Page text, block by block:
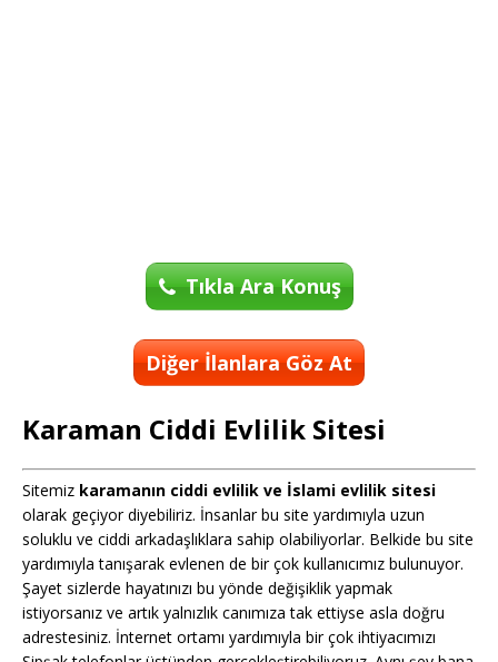
Tıkla Ara Konuş
Diğer İlanlara Göz At
Karaman Ciddi Evlilik Sitesi
Sitemiz karamanın ciddi evlilik ve İslami evlilik sitesi
olarak geçiyor diyebiliriz. İnsanlar bu site yardımıyla uzun
soluklu ve ciddi arkadaşlıklara sahip olabiliyorlar. Belkide bu site
yardımıyla tanışarak evlenen de bir çok kullanıcımız bulunuyor.
Şayet sizlerde hayatınızı bu yönde değişiklik yapmak
istiyorsanız ve artık yalnızlık canımıza tak ettiyse asla doğru
adrestesiniz. İnternet ortamı yardımıyla bir çok ihtiyacımızı